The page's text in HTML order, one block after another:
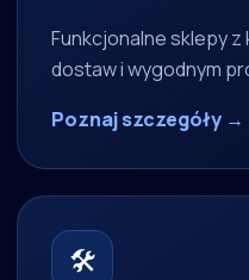
Funkcjonalne sklepy
dostaw i wygodnym
Poznaj szczegóły →
🛠